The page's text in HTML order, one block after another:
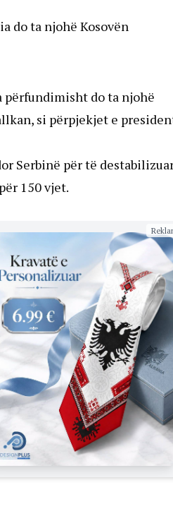
do ta njohë Kosovën
përfundimisht do ta njohë
si përpjekjet e
Serbinë për të
150 vjet.